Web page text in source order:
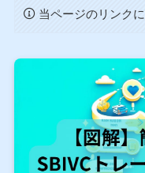
当ページのリンク